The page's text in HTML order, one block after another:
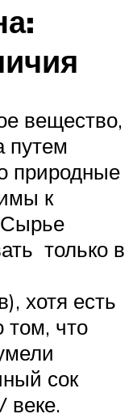
вещество,
путем
природные
к
Сырье
только в
хотя есть
том, что
сок
веке.